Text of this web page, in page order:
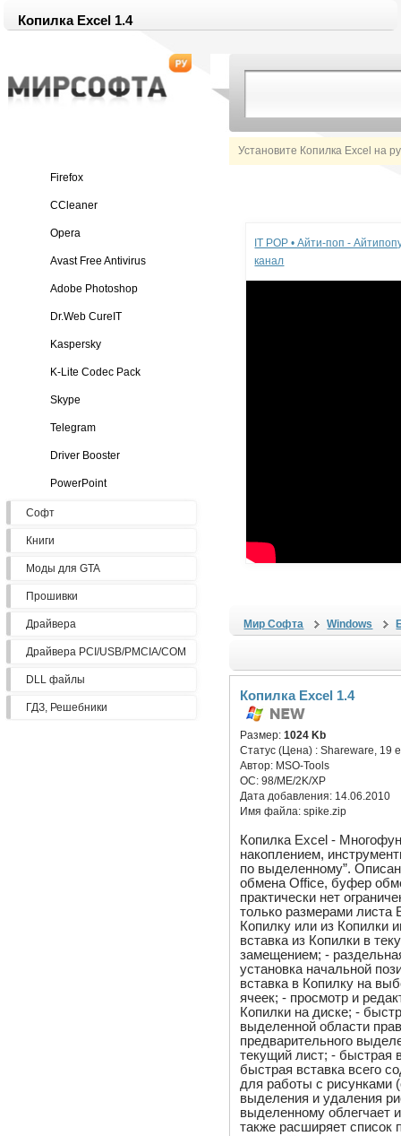
Копилка Excel 1.4
Установите Копилка Excel на
Firefox
CCleaner
Opera
Avast Free Antivirus
Adobe Photoshop
Dr.Web CureIT
Kaspersky
K-Lite Codec Pack
Skype
Telegram
Driver Booster
PowerPoint
Софт
Книги
Моды для GTA
Прошивки
Драйвера
Драйвера PCI/USB/PMCIA/COM
DLL файлы
ГДЗ, Решебники
IT POP • Айти-поп -
канал
Мир Софта Windows
Копилка Excel 1.4
Размер:1024 Kb
Статус (Цена) :Shareware, 19
Автор: MSO-Tools
ОС:98/ME/2K/XP
Дата добавления: 14.06.2010
Имя файла:spike.zip
Копилка Excel -
накоплением,
по выделенному”.
обмена Office, буфер
практически нет
только размерами листа
Копилку или из Копилки
вставка из Копилки в
замещением; -
установка начальной
вставка в Копилку на
ячеек; - просмотр и
Копилки на диске; -
выделенной области
предварительного
текущий лист; - быстрая
быстрая вставка всего
для работы с рисунками
выделения и удаления
выделенному облегчает
также расширяет список